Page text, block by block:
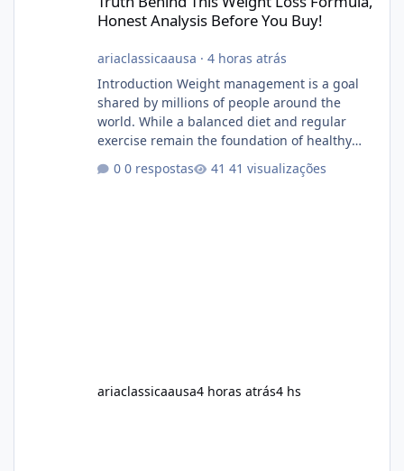
Honest Analysis Before You Buy!
ariaclassicaausa · 4 horas atrás
Introduction Weight management is a goal
shared by millions of people around the
world. While a balanced diet and regular
exercise remain the foundation of healthy
dietary supplements for additional support.
0 respostas 41 visualizações
ariaclassicaausa4 horas atrás4 hs